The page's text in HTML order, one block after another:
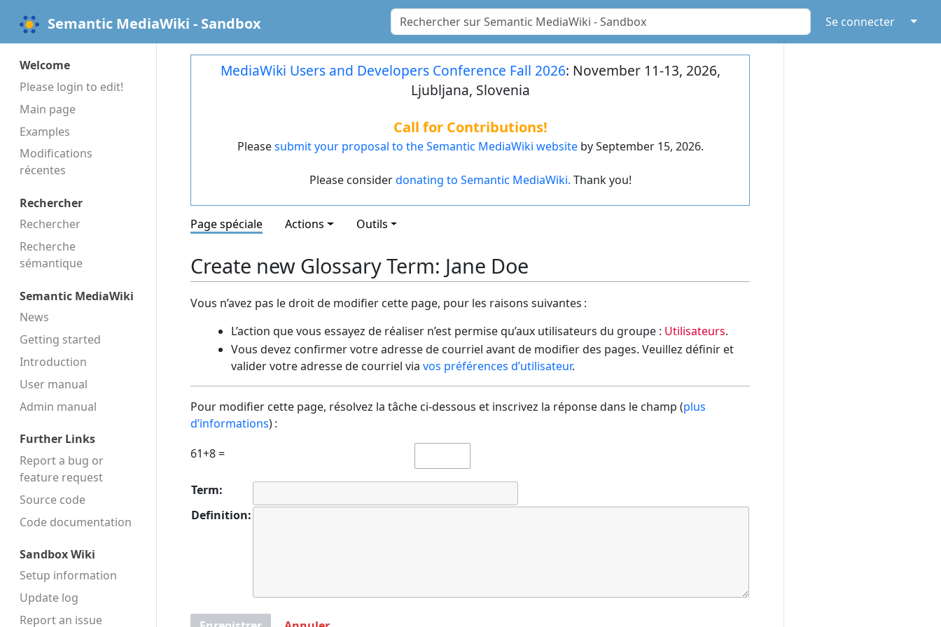
Semantic MediaWiki - Sandbox Se connecter ↓
Welcome
Please login to edit!
Main page
Examples
Modifications
récentes
Rechercher
Rechercher
Recherche
sémantique
Semantic MediaWiki
News
Getting started
Introduction
User manual
Admin manual
Further Links
Report a bug or
feature request
Source code
Code docu­mentation
Sandbox Wiki
Setup information
Update log
Report an issue
MediaWiki Users and Developers Conference Fall 2026: November 11-13, 2026,
Ljubljana, Slovenia
Call for Contributions!
Pleasesubmit your proposal to the Semantic MediaWiki websiteby September 15, 2026.
Please considerdonating to Semantic MediaWiki. Thank you!
Page spéciale Actions Outils
Create new Glossary Term: Jane Doe
Vous n’avez pas le droit de modifier cette page, pour les raisons suivantes :
L’action que vous essayez de réaliser n’est permise qu’aux utilisateurs du groupe : Utilisateurs.
Vous devez confirmer votre adresse de courriel avant de modifier des pages. Veuillez définir et
valider votre adresse de courriel via vos préférences d’utilisateur.
Pour modifier cette page, résolvez la tâche ci-dessous et inscrivez la réponse dans le champ (plus
d’informations) :
61+8 =
Term:
Definition: